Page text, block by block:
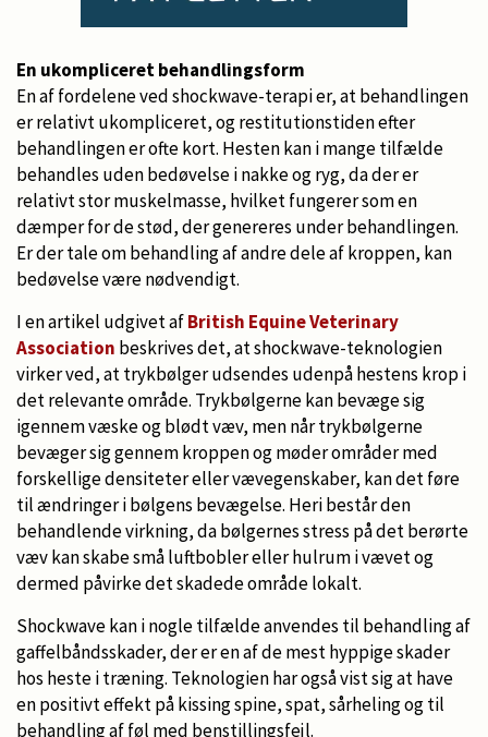
En ukompliceret behandlingsform
En af fordelene ved shockwave-terapi er, at behandlingen
er relativt ukompliceret, og restitutionstiden efter
behandlingen er ofte kort. Hesten kan i mange tilfælde
behandles uden bedøvelse i nakke og ryg, da der er
relativt stor muskelmasse, hvilket fungerer som en
dæmper for de stød, der genereres under behandlingen.
Er der tale om behandling af andre dele af kroppen, kan
bedøvelse være nødvendigt.
I en artikel udgivet afBritish Equine Veterinary
Association beskrives det, at shockwave-teknologien
virker ved, at trykbølger udsendes udenpå hestens krop i
det relevante område. Trykbølgerne kan bevæge sig
igennem væske og blødt væv, men når trykbølgerne
bevæger sig gennem kroppen og møder områder med
forskellige densiteter eller vævegenskaber, kan det føre
til ændringer i bølgens bevægelse. Heri består den
behandlende virkning, da bølgernes stress på det berørte
væv kan skabe små luftbobler eller hulrum i vævet og
dermed påvirke det skadede område lokalt.
Shockwave kan i nogle tilfælde anvendes til behandling af
gaffelbåndsskader, der er en af de mest hyppige skader
hos heste i træning. Teknologien har også vist sig at have
en positivt effekt på kissing spine, spat, sårheling og til
behandling af føl med benstillingsfejl.